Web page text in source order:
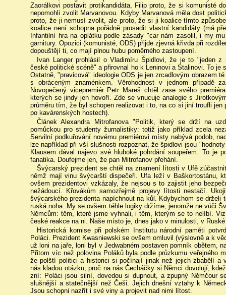
Zaorálkovi postavit protikandidáta, Filip proto, že si komunisté
nepomohli zvolit Marvanovou. Kdyby Marvanová měla dost
proto, že ji nemusí zvolit, ale proto, že si ji koalice tímto
koalice není schopna pořádně prosadit vlastní kandidáty (má
Infantilní hra na oplátku podle zásady "car nám zasolil, i my
garnitury. Opozici (komunisté, ODS) přijde zjevná křivda při
dopouštějí ti, co mají plnou hubu poměrného zastoupení.
Ivan Langer prohlásil o Vladimíru Špidlovi, že je to "jeden z
české politické scéně" a přirovnal ho k Leninovi a Stalinovi. To je
Ostatně, "pravicová" ideologie ODS je jen zrcadlovým obrazem
s obráceným znaménkem. Věrohodnost v jednom případě
Novopečený vicepremiér Petr Mareš chtěl zase svého
kterých se jindy jen hovoří. Zde se vnucuje analogie s
průměru tím, že byl schopen realizovat i to, na co si jiní troufli
po kavárenských hostech).
Článek Alexandra Mitrofanova "Politik, který se drží na
pomůckou pro studenty žurnalistiky: totiž jako příklad zcela
Servilní podkuřování novému premiérovi místy nabývá podob,
lze například při vší slušnosti rozpoznat, že špidlovi jsou
Klausem dával najevo své hluboké pohrdání soupeřem. To je
fanatika. Doufejme jen, že pan Mitrofanov přehání.
Švýcarský prezident se chtěl na znamení lítosti v Ufě
němž mají vinu švýcarští dispečeři. Ufa leží v Baškortostánu,
ovšem prezidentovi vzkázaly, že nejsou s to zajistit jeho
nežádoucí. Křovákům samozřejmě projevy lítosti nestačí.
švýcarského prezidenta napíchnout na kůl. Kdybychom se
ruská noha. My se ovšem téhle logiky držíme, jenomže ne vůči
Němcům: těm, které jsme vyhnali, i těm, kterým se to nelíbí.
české reakce na ni. Naše místo je, dnes jako v minulosti, v
Historická komise při polském Institutu národní paměti
Poláci. Prezident Kwasniewski se ovšem omluvil (výslovně a k
už loni na jaře, loni byl v Jedwabném postaven pomník obětem,
Přitom víc než polovina Poláků byla podle průzkumu veřejného
že polští politici a historici si počínají jinak než jejich zbabělí a
nás kladou otázku, proč na nás Čecháčky si Němci dovolují,
zní: Poláci jsou silní, dovedou si dupnout, a zpupný Němčour
slušnější a statečnější než Češi. Jejich dnešní vztahy k
Jsou schopni nazřít i své viny a projevit nad nimi lítost.